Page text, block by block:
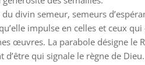
divin semeur, semeurs
impulse en celles et ceux
œuvres. La parabole désigne le
d’être qui signale le règne de